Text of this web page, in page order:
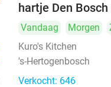
hartje Den Bosch
Vandaag Morgen
Kuro's Kitchen
's-Hertogenbosch
Verkocht: 646